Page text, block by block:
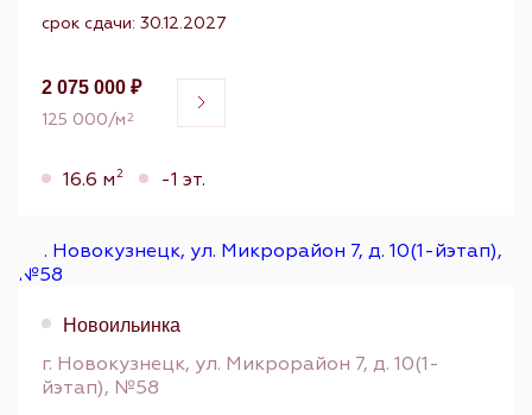
срок сдачи: 30.12.2027
2 075 000 ₽
125 000/м2
16.6 м2 -1 эт.
Новоильинка
г. Новокузнецк, ул. Микрорайон 7, д. 10(1-
йэтап), №58